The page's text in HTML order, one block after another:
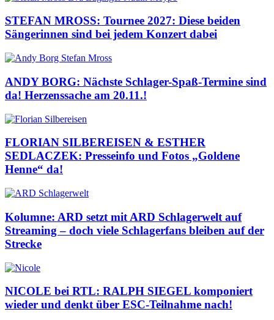
STEFAN MROSS: Tournee 2027: Diese beiden
Sängerinnen sind bei jedem Konzert dabei
ANDY BORG: Nächste Schlager-Spaß-Termine sind
da! Herzenssache am 20.11.!
FLORIAN SILBEREISEN & ESTHER
SEDLACZEK: Presseinfo und Fotos „Goldene
Henne“ da!
Kolumne: ARD setzt mit ARD Schlagerwelt auf
Streaming – doch viele Schlagerfans bleiben auf der
Strecke
NICOLE bei RTL: RALPH SIEGEL komponiert
wieder und denkt über ESC-Teilnahme nach!